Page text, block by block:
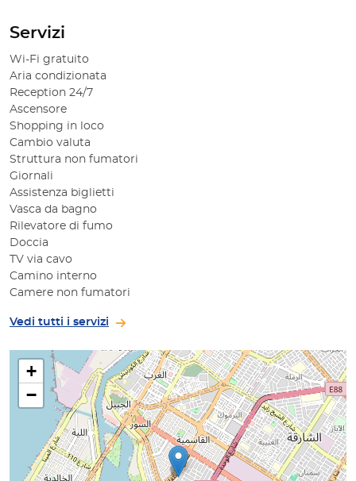
Servizi
Wi-Fi gratuito
Aria condizionata
Reception 24/7
Ascensore
Shopping in loco
Cambio valuta
Struttura non fumatori
Giornali
Assistenza biglietti
Vasca da bagno
Rilevatore di fumo
Doccia
TV via cavo
Camino interno
Camere non fumatori
Vedi tutti i servizi
+
−